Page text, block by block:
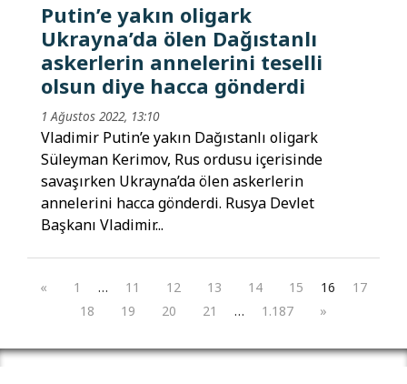
Putin’e yakın oligark
Ukrayna’da ölen Dağıstanlı
askerlerin annelerini teselli
olsun diye hacca gönderdi
1 Ağustos 2022, 13:10
Vladimir Putin’e yakın Dağıstanlı oligark
Süleyman Kerimov, Rus ordusu içerisinde
savaşırken Ukrayna’da ölen askerlerin
annelerini hacca gönderdi. Rusya Devlet
Başkanı Vladimir...
« 1 … 11 12 13 14 15 16
17
18
19 20 21 … 1.187 »